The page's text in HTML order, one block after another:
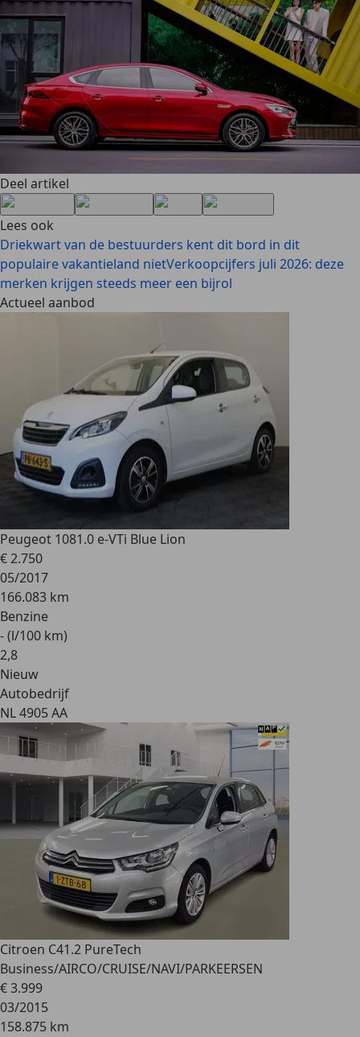
Deel artikel
Lees ook
Driekwart van de bestuurders kent dit bord in dit
populaire vakantieland nietVerkoopcijfers juli 2026: deze
merken krijgen steeds meer een bijrol
Actueel aanbod
Peugeot 1081.0 e-VTi Blue Lion
€ 2.750
05/2017
166.083 km
Benzine
- (l/100 km)
2,8
Nieuw
Autobedrijf
NL 4905 AA
Citroen C41.2 PureTech
Business/AIRCO/CRUISE/NAVI/PARKEERSEN
€ 3.999
03/2015
158.875 km